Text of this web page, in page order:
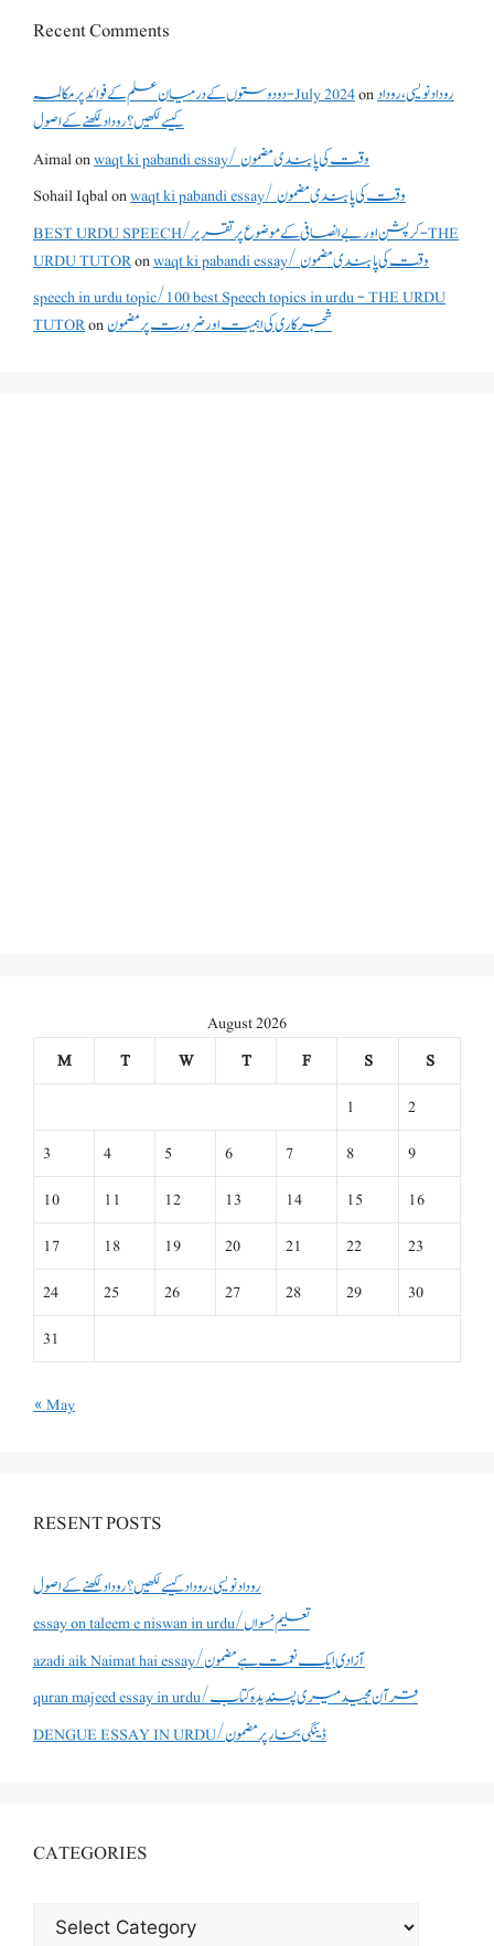
Recent Comments
دو دوستوں کے درمیان علم کے فوائد پر مکالمہ - July 2024onروداد نویسی ،روداد
کیسے لکھیں؟ روداد لکھنے کے اصول
Aimalon
waqt ki pabandi essay/ وقت کی پابندی مضمون
Sohail Iqbalon
waqt ki pabandi essay/ وقت کی پابندی مضمون
BEST URDU SPEECH/کرپشن اور بے انصافی کے موضوع پر تقریر - THE
URDU TUTORon
waqt ki pabandi essay/ وقت کی پابندی مضمون
speech in urdu topic/100 best Speech topics in urdu - THE URDU
TUTORonشجرکاری کی اہمیت اور ضرورت پر مضمون
August 2026
M
T W T F S
S
1
2
3
4 5 6 7 8
9
10
11 12 13 14 15
16
17
18 19 20 21 22
23
24
25 26 27 28 29
30
31
« May
RESENT POSTS
روداد نویسی ،روداد کیسے لکھیں؟ روداد لکھنے کے اصول
essay on taleem e niswan in urdu/تعلیم نسواں
azadi aik Naimat hai essay/آزادی ایک نعمت ہے مضمون
quran majeed essay in urdu/قرآن مجید میری پسندیدہ کتاب
DENGUE ESSAY IN URDU/ڈینگی بخار پر مضمون
CATEGORIES
CATEGORIES